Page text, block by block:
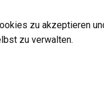
zu akzeptieren
zu verwalten.